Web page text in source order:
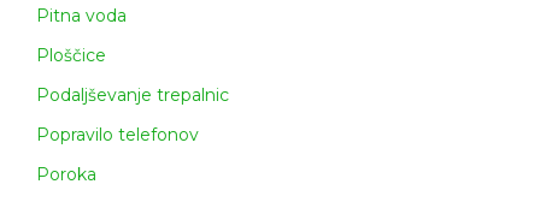
Pitna voda
Ploščice
Podaljševanje trepalnic
Popravilo telefonov
Poroka